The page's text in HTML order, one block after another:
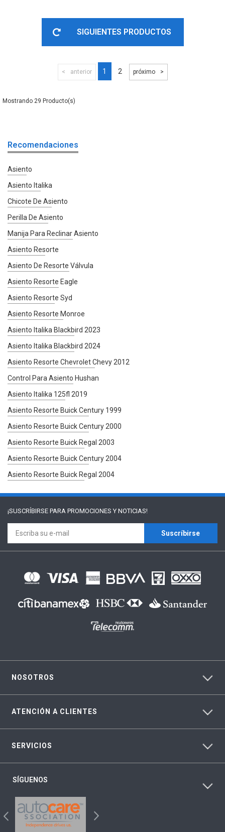
SIGUIENTES PRODUCTOS
anterior 1 2 próximo
29
Recomendaciones
Asiento
Asiento Italika
Chicote De Asiento
Perilla De Asiento
Manija Para Reclinar Asiento
Asiento Resorte
Asiento De Resorte Válvula
Asiento Resorte Eagle
Asiento Resorte Syd
Asiento Resorte Monroe
Asiento Italika Blackbird 2023
Asiento Italika Blackbird 2024
Asiento Resorte Chevrolet Chevy 2012
Control Para Asiento Hushan
Asiento Italika 125fl 2019
Asiento Resorte Buick Century 1999
Asiento Resorte Buick Century 2000
Asiento Resorte Buick Regal 2003
Asiento Resorte Buick Century 2004
Asiento Resorte Buick Regal 2004
¡SUSCRÍBIRSE PARA PROMOCIONES Y NOTICIAS!
Suscríbirse
NOSOTROS
ATENCIÓN A CLIENTES
SERVICIOS
SÍGUENOS